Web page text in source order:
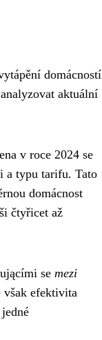
domácností
aktuální
v roce 2024 se
a typu tarifu. Tato
domácnost
čtyřicet až
se mezi
však efektivita